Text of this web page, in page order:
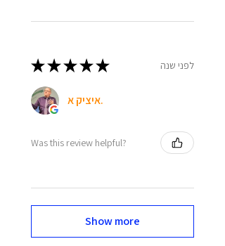
★★★★★ לפני שנה
איציק א.
Was this review helpful?
Show more